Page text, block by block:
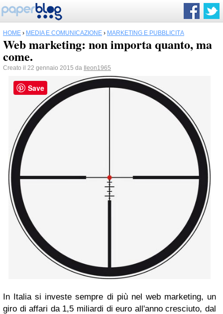
HOME › MEDIA E COMUNICAZIONE › MARKETING E PUBBLICITÀ
Web marketing: non importa quanto, ma
come.
Creato il 22 gennaio 2015 da Ileon1965
In Italia si investe sempre di più nel web marketing, un
giro di affari da 1,5 miliardi di euro all'anno cresciuto, dal
Save